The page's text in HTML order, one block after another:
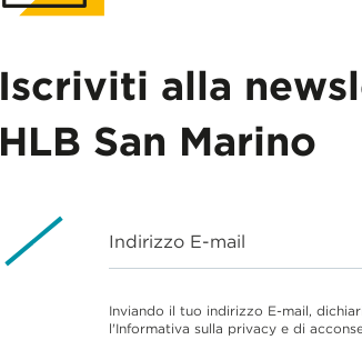
Iscriviti alla
HLB San Marino
Indirizzo E-mail
Inviando il tuo indirizzo E-mail,
l'Informativa sulla privacy e di